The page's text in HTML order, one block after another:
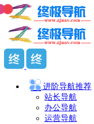
进阶导航推荐
站长导航
办公导航
运营导航